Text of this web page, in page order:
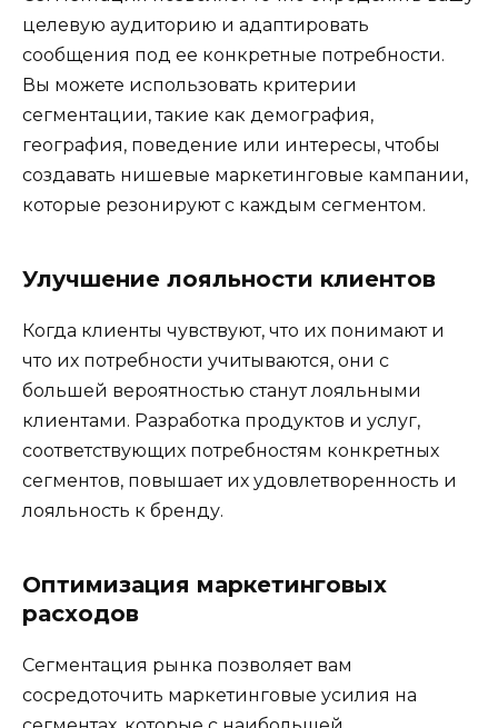
целевую аудиторию и адаптировать
сообщения под ее конкретные потребности.
Вы можете использовать критерии
сегментации, такие как демография,
география, поведение или интересы, чтобы
создавать нишевые маркетинговые кампании,
которые резонируют с каждым сегментом.
Улучшение лояльности клиентов
Когда клиенты чувствуют, что их понимают и
что их потребности учитываются, они с
большей вероятностью станут лояльными
клиентами. Разработка продуктов и услуг,
соответствующих потребностям конкретных
сегментов, повышает их удовлетворенность и
лояльность к бренду.
Оптимизация маркетинговых
расходов
Сегментация рынка позволяет вам
сосредоточить маркетинговые усилия на